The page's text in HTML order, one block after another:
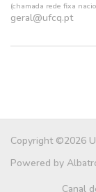
(chamada rede fixa
geral@ufcq.pt
Copyright ©2026
Powered by
Canal